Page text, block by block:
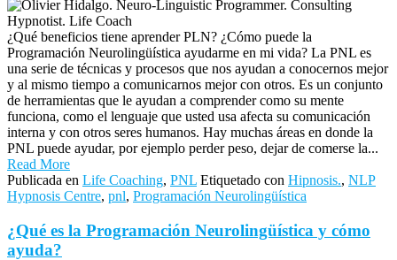
¿Qué beneficios tiene aprender PLN? ¿Cómo puede la
Programación Neurolingüística ayudarme en mi vida? La PNL es
una serie de técnicas y procesos que nos ayudan a conocernos mejor
y al mismo tiempo a comunicarnos mejor con otros. Es un conjunto
de herramientas que le ayudan a comprender como su mente
funciona, como el lenguaje que usted usa afecta su comunicación
interna y con otros seres humanos. Hay muchas áreas en donde la
PNL puede ayudar, por ejemplo perder peso, dejar de comerse la...
Read More
Publicada en Life Coaching, PNL Etiquetado con Hipnosis., NLP
Hypnosis Centre, pnl, Programación Neurolingüística
¿Qué es la Programación Neurolingüística y cómo
ayuda?